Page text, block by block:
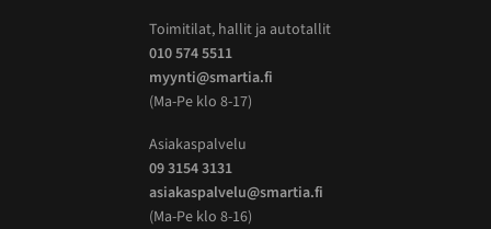
Toimitilat, hallit ja autotallit
010 574 5511
myynti@smartia.fi
(Ma-Pe klo 8-17)
Asiakaspalvelu
09 3154 3131
asiakaspalvelu@smartia.fi
(Ma-Pe klo 8-16)